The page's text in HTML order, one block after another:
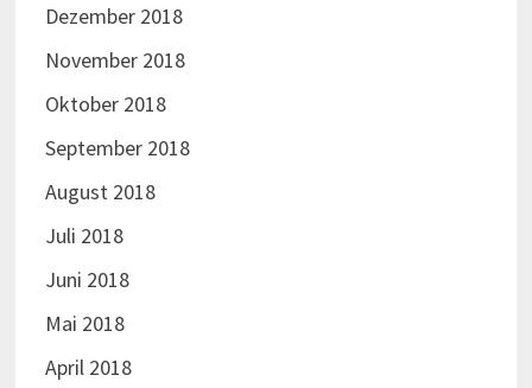
Dezember 2018
November 2018
Oktober 2018
September 2018
August 2018
Juli 2018
Juni 2018
Mai 2018
April 2018